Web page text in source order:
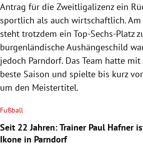
Antrag für die Zweitligalizenz ein
sportlich als auch wirtschaftlich. Am
steht trotzdem ein Top-Sechs-Platz
burgenländische Aushängeschild
jedoch Parndorf. Das Team hatte
beste Saison und spielte bis kurz
um den Meistertitel.
Fußball
Seit 22 Jahren: Trainer Paul Hafner
Ikone in Parndorf